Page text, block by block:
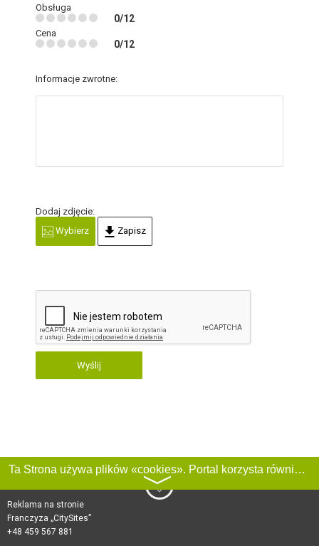
Obsługa
0/12
Cena
0/12
Informacje zwrotne:
Dodaj zdjęcie:
Wybierz
Zapisz
Wyślij
Ta Strona używa plików «cookies». Portal korzysta również z serwisu internetowego do zbierania danych technicznych o odwiedzających w celu uzyskania informacji marketingowych i statystycznych. Warunki przetwarzania danych odwiedzających Stronę, patrz:
〉
Reklama na stronie
Franczyza „CitySites”
+48 459 567 881